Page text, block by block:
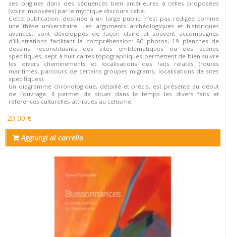
ses origines dans des séquences bien antérieures à celles proposées
(voire imposées) par le mythique discours celte.
Cette publication, destinée à un large public, n’est pas rédigée comme
une thèse universitaire. Les arguments archéologiques et historiques
avancés, sont développés de façon claire et souvent accompagnés
d’illustrations facilitant la compréhension: 80 photos, 19 planches de
dessins reconstituants des sites emblématiques ou des scènes
spécifiques, sept à huit cartes topographiques permettent de bien suivre
les divers cheminements et localisations des faits relatés (routes
maritimes, parcours de certains groupes migrants, localisations de sites
spécifiques).
Un diagramme chronologique, détaillé et précis, est présenté au début
de l’ouvrage. Il permet de situer dans le temps les divers faits et
références culturelles attribués au celtisme.
20,00 €
Aggiungi al carrello